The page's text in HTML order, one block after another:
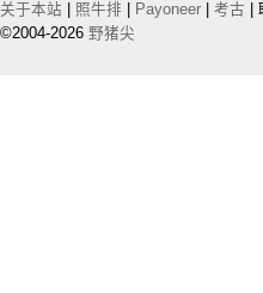
关于本站 照牛排 Payoneer 考古 |
©2004-2026 野猪尖